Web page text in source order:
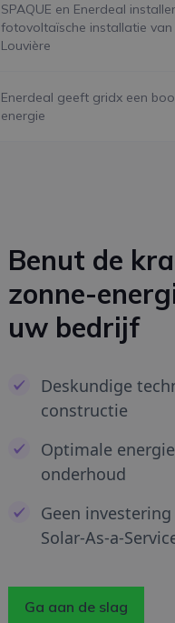
SPAQUE en Enerdeal
fotovoltaïsche installatie van
Louvière
Enerdeal geeft gridx een
energie
Benut de
zonne-
uw bedrijf
Deskundige
constructie
Optimale
onderhoud
Geen
Solar-As-a-
Ga aan de slag